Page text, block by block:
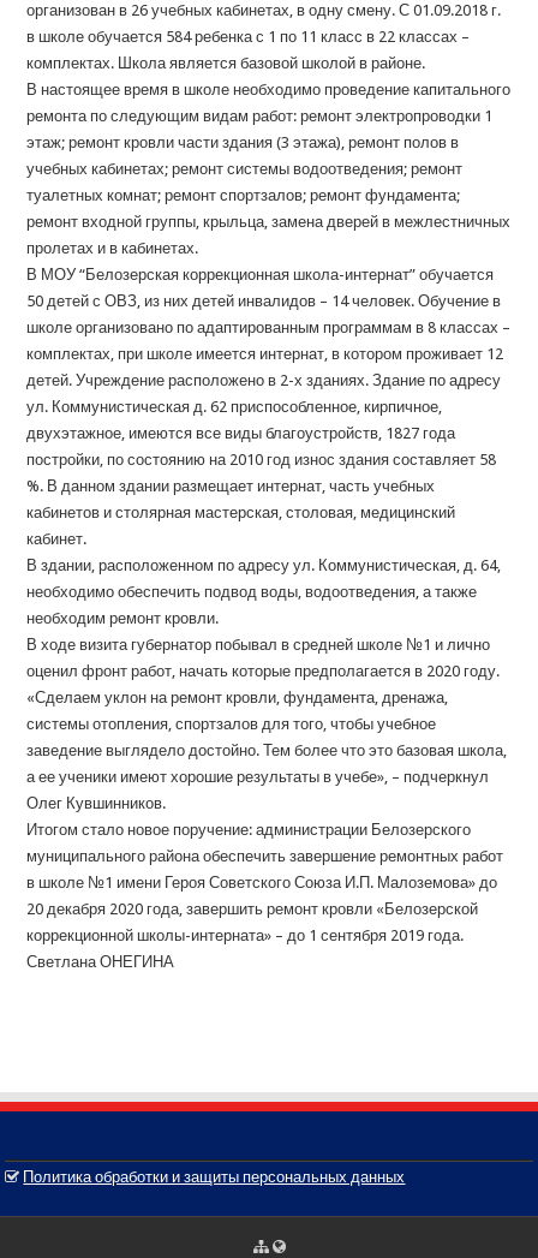
организован в 26 учебных кабинетах, в одну смену. С 01.09.2018 г.
в школе обучается 584 ребенка с 1 по 11 класс в 22 классах –
комплектах. Школа является базовой школой в районе.
В настоящее время в школе необходимо проведение капитального
ремонта по следующим видам работ: ремонт электропроводки 1
этаж; ремонт кровли части здания (3 этажа), ремонт полов в
учебных кабинетах; ремонт системы водоотведения; ремонт
туалетных комнат; ремонт спортзалов; ремонт фундамента;
ремонт входной группы, крыльца, замена дверей в межлестничных
пролетах и в кабинетах.
В МОУ “Белозерская коррекционная школа-интернат” обучается
50 детей с ОВЗ, из них детей инвалидов – 14 человек. Обучение в
школе организовано по адаптированным программам в 8 классах –
комплектах, при школе имеется интернат, в котором проживает 12
детей. Учреждение расположено в 2-х зданиях. Здание по адресу
ул. Коммунистическая д. 62 приспособленное, кирпичное,
двухэтажное, имеются все виды благоустройств, 1827 года
постройки, по состоянию на 2010 год износ здания составляет 58
%. В данном здании размещает интернат, часть учебных
кабинетов и столярная мастерская, столовая, медицинский
кабинет.
В здании, расположенном по адресу ул. Коммунистическая, д. 64,
необходимо обеспечить подвод воды, водоотведения, а также
необходим ремонт кровли.
В ходе визита губернатор побывал в средней школе №1 и лично
оценил фронт работ, начать которые предполагается в 2020 году.
«Сделаем уклон на ремонт кровли, фундамента, дренажа,
системы отопления, спортзалов для того, чтобы учебное
заведение выглядело достойно. Тем более что это базовая школа,
а ее ученики имеют хорошие результаты в учебе», – подчеркнул
Олег Кувшинников.
Итогом стало новое поручение: администрации Белозерского
муниципального района обеспечить завершение ремонтных работ
в школе №1 имени Героя Советского Союза И.П. Малоземова» до
20 декабря 2020 года, завершить ремонт кровли «Белозерской
коррекционной школы-интерната» – до 1 сентября 2019 года.
Светлана ОНЕГИНА
Политика обработки и защиты персональных данных